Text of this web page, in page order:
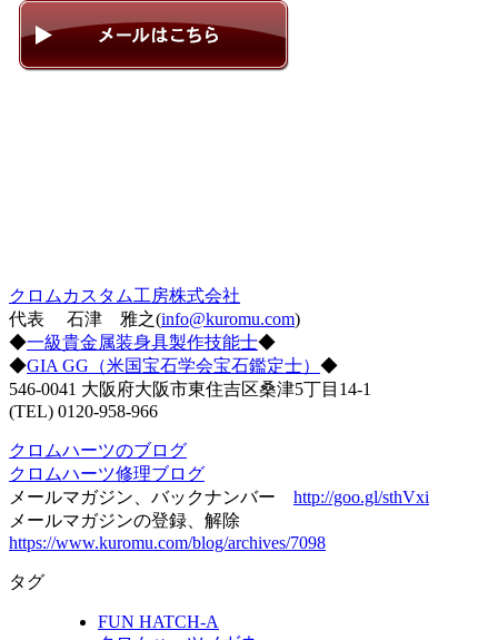
クロムカスタム工房株式会社
代表 石津 雅之(info@kuromu.com)
◆一級貴金属装身具製作技能士◆
◆GIA GG（米国宝石学会宝石鑑定士） ◆
546-0041 大阪府大阪市東住吉区桑津5丁目14-1
(TEL) 0120-958-966
クロムハーツのブログ
クロムハーツ修理ブログ
メールマガジン、バックナンバー http://goo.gl/sthVxi
メールマガジンの登録、解除
https://www.kuromu.com/blog/archives/7098
タグ
FUN HATCH-A